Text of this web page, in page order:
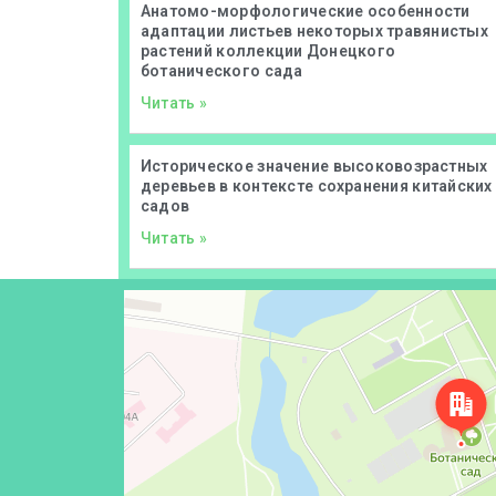
Анатомо-морфологические особенности
адаптации листьев некоторых травянистых
растений коллекции Донецкого
ботанического сада
Читать »
Историческое значение высоковозрастных
деревьев в контексте сохранения китайских
садов
Читать »
Проспект Ильича, 110 — Яндекс Карты